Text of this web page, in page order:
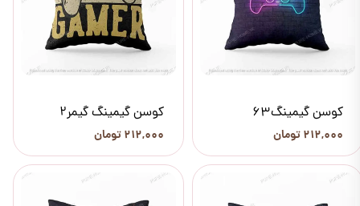
کوسن گیمینگ63
۲۱۲,۰۰۰ تومان
کوسن گیمینگ گیمر2
۲۱۲,۰۰۰ تومان